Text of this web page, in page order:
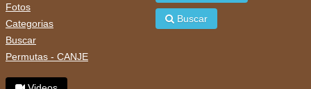
Fotos
Categorias
Buscar
Permutas - CANJE
Buscar